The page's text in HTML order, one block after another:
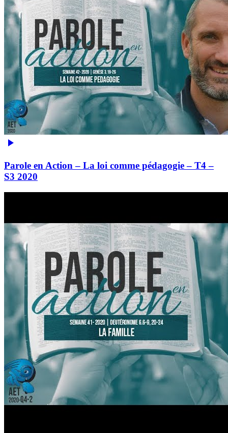
Parole en Action – La loi comme pédagogie – T4 –
S3 2020